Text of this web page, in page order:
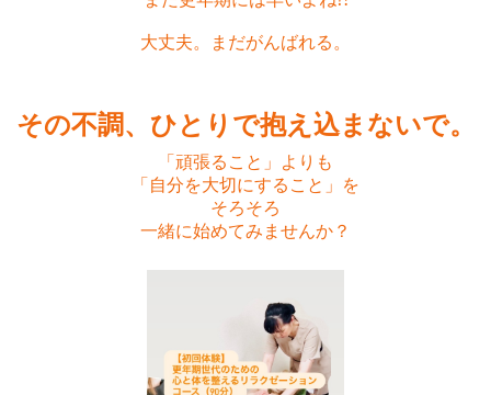
大丈夫。まだがんばれる。
その不調、ひとりで抱え込まないで。
「頑張ること」よりも
「自分を大切にすること」を
そろそろ
一緒に始めてみませんか？